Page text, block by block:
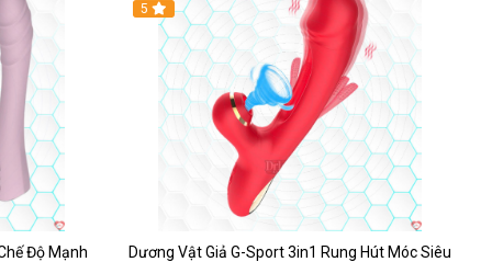
Độ Mạnh
Hot
5
Dương Vật Giả G-Sport 3in1 Rung Hút Móc Siêu